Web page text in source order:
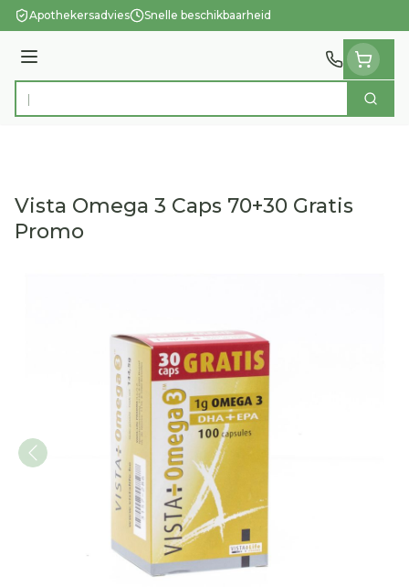
Ga naar de inhoud
Apothekersadvies Snelle beschikbaarheid
Menu
Product, merk, categorie... Zoek
Vista Omega 3 Caps 70+30 Gratis
Promo